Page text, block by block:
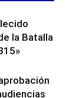
la Batalla